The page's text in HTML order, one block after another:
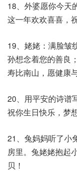
18、外婆愿你今天
这一年欢欢喜喜，
19、姥姥：满脸皱
孙想念着您的善良
寿比南山，愿健康
20、用平安的诗谱
祝你生日快乐，梦
21、兔妈妈听了小
房里。兔姥姥抱起
贝！